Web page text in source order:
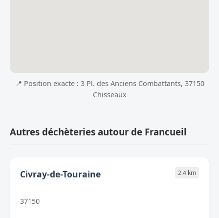
📍 Position exacte : 3 Pl. des Anciens Combattants, 37150
Chisseaux
Autres déchèteries autour de Francueil
Civray-de-Touraine 2.4 km
37150